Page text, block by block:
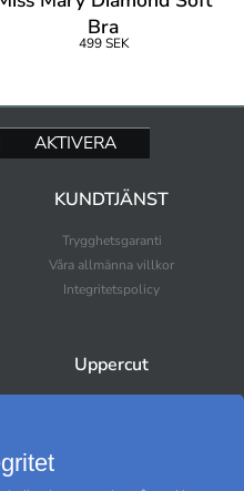
Bra
499 SEK
KUNDTJÄNST
Trygghetsgaranti
Våra allmänna villkor
Integritetspolicy
Uppercut